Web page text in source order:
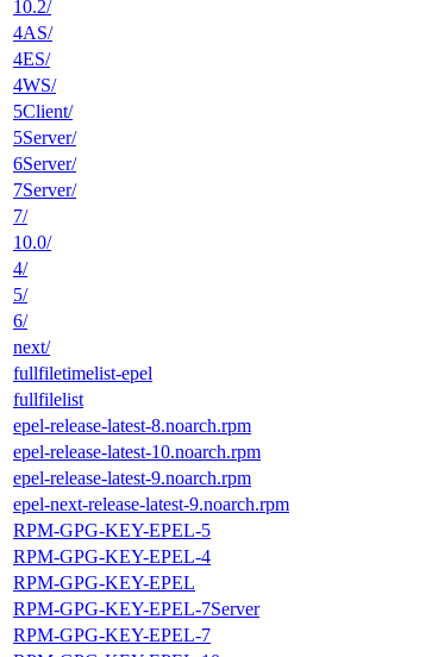
10.2/
4AS/
4ES/
4WS/
5Client/
5Server/
6Server/
7Server/
7/
10.0/
4/
5/
6/
next/
fullfiletimelist-epel
fullfilelist
epel-release-latest-8.noarch.rpm
epel-release-latest-10.noarch.rpm
epel-release-latest-9.noarch.rpm
epel-next-release-latest-9.noarch.rpm
RPM-GPG-KEY-EPEL-5
RPM-GPG-KEY-EPEL-4
RPM-GPG-KEY-EPEL
RPM-GPG-KEY-EPEL-7Server
RPM-GPG-KEY-EPEL-7